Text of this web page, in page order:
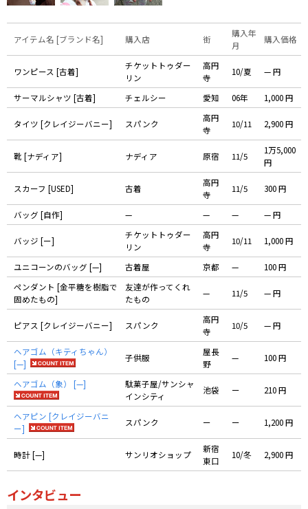
アイテム名 [ブランド名] 購入店 街
購入年
月
購入価格
ワンピース [古着]
チケットトゥダー
リン
高円
寺
10/夏 — 円
サーマルシャツ [古着] チェルシー 愛知 06年 1,000 円
タイツ [クレイジーバニー] スパンク
高円
寺
10/11 2,900 円
靴 [ナディア] ナディア 原宿 11/5
1万5,000
円
スカーフ [USED] 古着
高円
寺
11/5 300 円
バッグ [自作] — — — — 円
バッジ [ー]
チケットトゥダー
リン
高円
寺
10/11 1,000 円
ユニコーンのバッグ [—] 古着屋 京都 —
100 円
ペンダント [金平糖を樹脂で
固めたもの]
友達が作ってくれ
たもの
— 11/5 — 円
ピアス [クレイジーバニー] スパンク
高円
寺
10/5 — 円
ヘアゴム（キティちゃん）
[—]
子供服
屋長
野
— 100 円
ヘアゴム（象） [—]
駄菓子屋/サンシャ
インシティ
池袋 ー 210 円
ヘアピン [クレイジーバニ
ー]
スパンク ー ー 1,200 円
時計 [—] サンリオショップ
新宿
東口
10/冬 2,900 円
インタビュー